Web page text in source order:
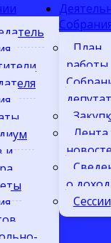
и
План
работы
Лента
о
Сессии